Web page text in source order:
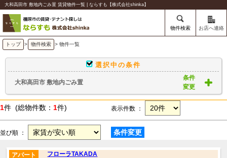
大和高田市 敷地内ごみ置 賃貸物件一覧 | ならすも【株式会社shinka】
物件検索 お店へ連絡
トップ > 物件検索 > 物件一覧
選択中の条件
大和高田市 敷地内ごみ置
条件
変更
1件 (総物件数： 1件) 表示件数 ：
並び順 ： 条件変更
フローラTAKADA
アパート